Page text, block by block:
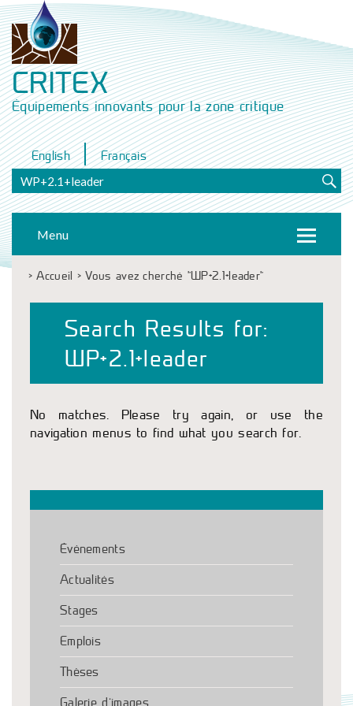
CRITEX
Équipements innovants pour la zone critique
English Français
Menu
>Accueil >Vous avez cherché "WP+2.1+leader"
Search Results for:
WP+2.1+leader
No matches. Please try again, or use the
navigation menus to find what you search for.
Événements
Actualités
Stages
Emplois
Thèses
Galerie d’images